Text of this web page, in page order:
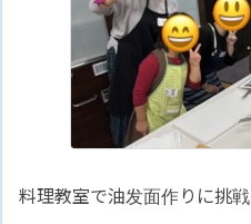
料理教室で油发面作りに挑戦